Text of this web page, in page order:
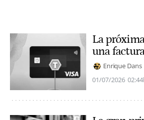
La
una
Enrique Dans
01/07/2026